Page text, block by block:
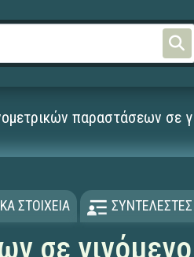
παραστάσεων σε
ΣΤΟΙΧΕΙΑ
σε γινόμενο